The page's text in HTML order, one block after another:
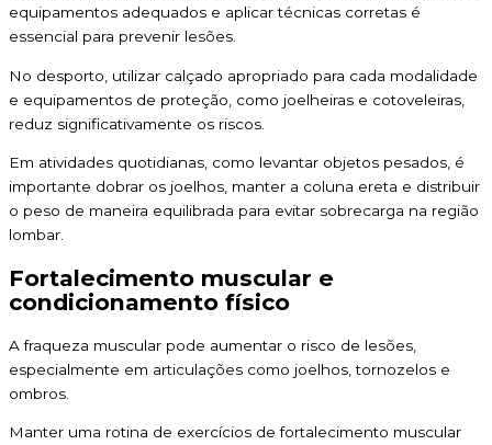
equipamentos adequados e aplicar técnicas corretas é
essencial para prevenir lesões.
No desporto, utilizar calçado apropriado para cada modalidade
e equipamentos de proteção, como joelheiras e cotoveleiras,
reduz significativamente os riscos.
Em atividades quotidianas, como levantar objetos pesados, é
importante dobrar os joelhos, manter a coluna ereta e distribuir
o peso de maneira equilibrada para evitar sobrecarga na região
lombar.
Fortalecimento muscular e
condicionamento físico
A fraqueza muscular pode aumentar o risco de lesões,
especialmente em articulações como joelhos, tornozelos e
ombros.
Manter uma rotina de exercícios de fortalecimento muscular